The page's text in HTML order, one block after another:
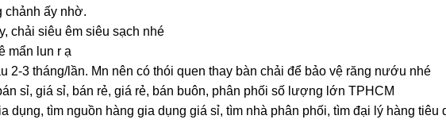
chảnh ấy nhờ.
chải siêu êm siêu sạch nhé
mẩn lun r ạ
2-3 tháng/lần. Mn nên có thói quen thay bàn chải để bảo vệ răng nướu nhé
sỉ, giá sỉ, bán rẻ, giá rẻ, bán buôn, phân phối số lượng lớn TPHCM
dụng, tìm nguồn hàng gia dụng giá sỉ, tìm nhà phân phối, tìm đại lý hàng tiêu